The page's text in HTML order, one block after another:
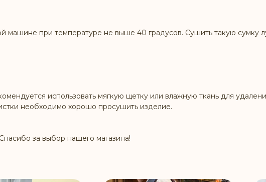
машине при температуре не выше 40 градусов. Сушить такую сумку
использовать мягкую щетку или влажную ткань для
необходимо хорошо просушить изделие.
за выбор нашего магазина!